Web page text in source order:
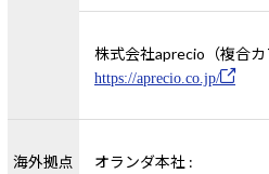
株式会社aprecio（複合カ
https://aprecio.co.jp/
海外拠点
オランダ本社 :